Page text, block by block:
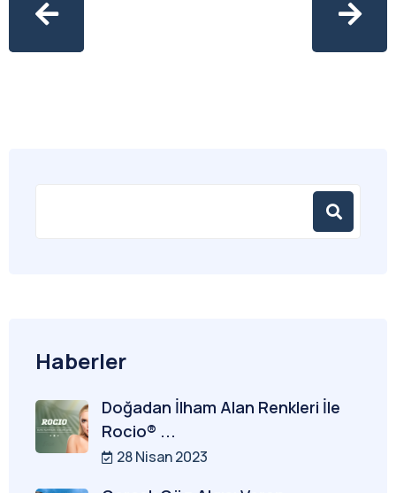
Haberler
Doğadan İlham Alan Renkleri İle
Rocio® ...
28 Nisan 2023